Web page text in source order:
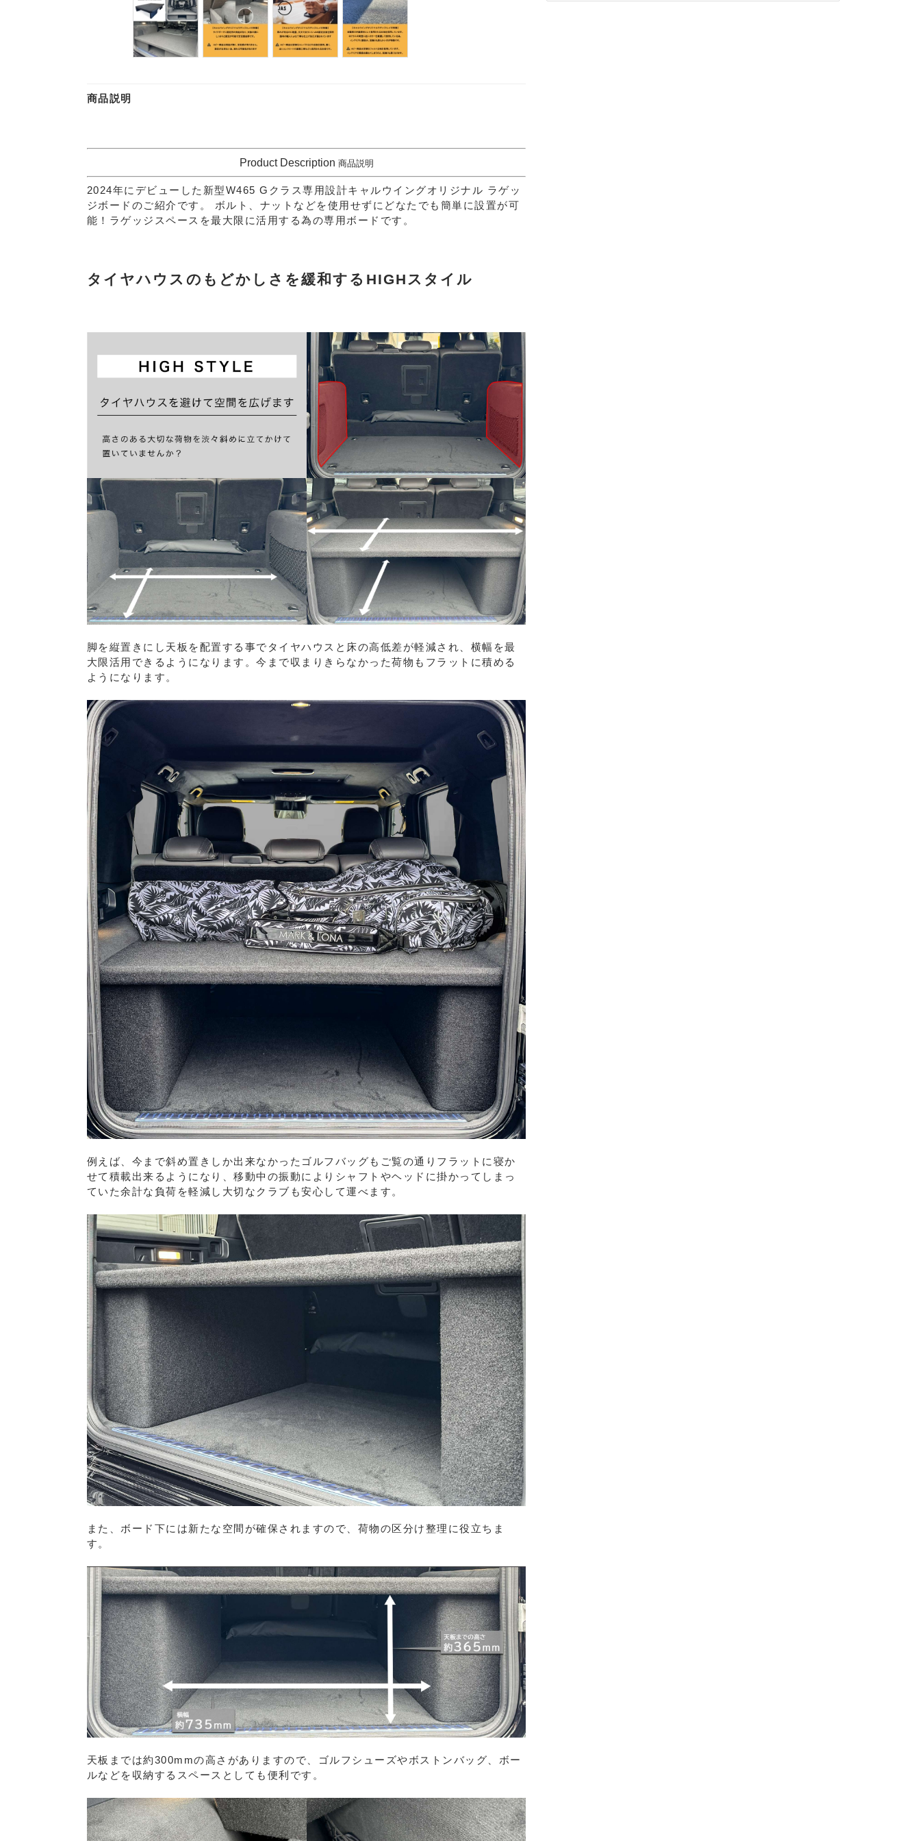
商品説明
Product Description 商品説明
2024年にデビューした新型W465 Gクラス専用設計キャルウイングオリジナル ラゲッ
ジボードのご紹介です。
ボルト、ナットなどを使用せずにどなたでも簡単に設置が可
能！ラゲッジスペースを最大限に活用する為の専用ボードです。
タイヤハウスのもどかしさを緩和するHIGHスタイル
脚を縦置きにし天板を配置する事でタイヤハウスと床の高低差が軽減され、横幅を最
大限活用できるようになります。今まで収まりきらなかった荷物もフラットに積める
ようになります。
例えば、今まで斜め置きしか出来なかったゴルフバッグもご覧の通りフラットに寝か
せて積載出来るようになり、移動中の振動によりシャフトやヘッドに掛かってしまっ
ていた余計な負荷を軽減し大切なクラブも安心して運べます。
また、ボード下には新たな空間が確保されますので、荷物の区分け整理に役立ちま
す。
天板までは約300mmの高さがありますので、ゴルフシューズやボストンバッグ、ボー
ルなどを収納するスペースとしても便利です。